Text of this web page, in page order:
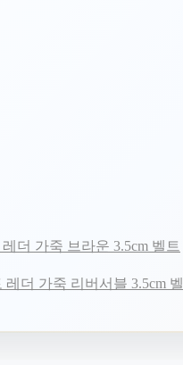
더 가죽 브라운 3.5cm 벨트
더 가죽 리버서블 3.5cm 벨